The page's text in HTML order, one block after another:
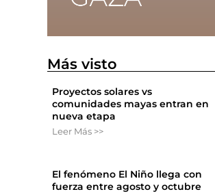
Más visto
Proyectos solares vs
comunidades mayas entran en
nueva etapa
Leer Más >>
El fenómeno El Niño llega con
fuerza entre agosto y octubre